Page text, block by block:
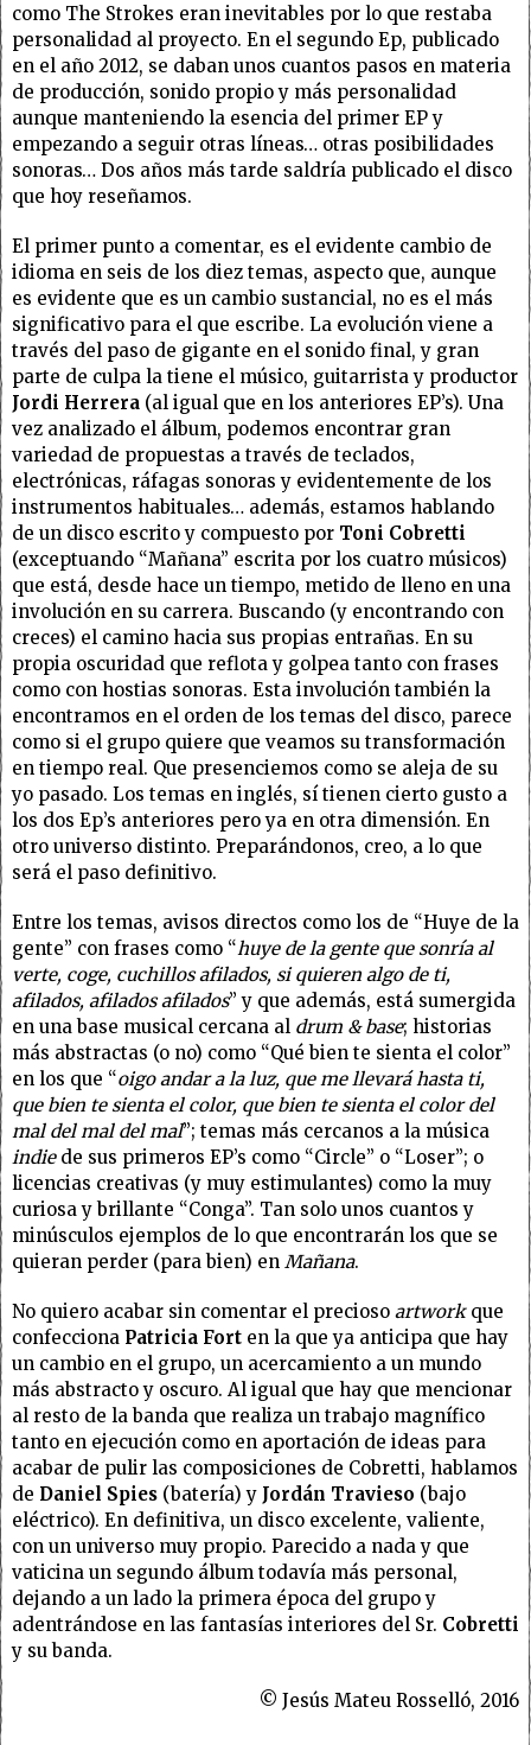
como The Strokes eran inevitables por lo que restaba
personalidad al proyecto. En el segundo Ep, publicado
en el año 2012, se daban unos cuantos pasos en materia
de producción, sonido propio y más personalidad
aunque manteniendo la esencia del primer EP y
empezando a seguir otras líneas… otras posibilidades
sonoras… Dos años más tarde saldría publicado el disco
que hoy reseñamos.
El primer punto a comentar, es el evidente cambio de
idioma en seis de los diez temas, aspecto que, aunque
es evidente que es un cambio sustancial, no es el más
significativo para el que escribe. La evolución viene a
través del paso de gigante en el sonido final, y gran
parte de culpa la tiene el músico, guitarrista y productor
Jordi Herrera (al igual que en los anteriores EP’s). Una
vez analizado el álbum, podemos encontrar gran
variedad de propuestas a través de teclados,
electrónicas, ráfagas sonoras y evidentemente de los
instrumentos habituales… además, estamos hablando
de un disco escrito y compuesto por Toni Cobretti
(exceptuando “Mañana” escrita por los cuatro músicos)
que está, desde hace un tiempo, metido de lleno en una
involución en su carrera. Buscando (y encontrando con
creces) el camino hacia sus propias entrañas. En su
propia oscuridad que reflota y golpea tanto con frases
como con hostias sonoras. Esta involución también la
encontramos en el orden de los temas del disco, parece
como si el grupo quiere que veamos su transformación
en tiempo real. Que presenciemos como se aleja de su
yo pasado. Los temas en inglés, sí tienen cierto gusto a
los dos Ep’s anteriores pero ya en otra dimensión. En
otro universo distinto. Preparándonos, creo, a lo que
será el paso definitivo.
Entre los temas, avisos directos como los de “Huye de la
gente” con frases como “huye de la gente que sonría al
verte, coge, cuchillos afilados, si quieren algo de ti,
afilados, afilados afilados” y que además, está sumergida
en una base musical cercana al drum & base; historias
más abstractas (o no) como “Qué bien te sienta el color”
en los que “oigo andar a la luz, que me llevará hasta ti,
que bien te sienta el color, que bien te sienta el color del
mal del mal del mal”; temas más cercanos a la música
indiede sus primeros EP’s como “Circle” o “Loser”; o
licencias creativas (y muy estimulantes) como la muy
curiosa y brillante “Conga”. Tan solo unos cuantos y
minúsculos ejemplos de lo que encontrarán los que se
quieran perder (para bien) en Mañana.
No quiero acabar sin comentar el precioso artworkque
confecciona Patricia Fort en la que ya anticipa que hay
un cambio en el grupo, un acercamiento a un mundo
más abstracto y oscuro. Al igual que hay que mencionar
al resto de la banda que realiza un trabajo magnífico
tanto en ejecución como en aportación de ideas para
acabar de pulir las composiciones de Cobretti, hablamos
de Daniel Spies (batería) y Jordán Travieso (bajo
eléctrico). En definitiva, un disco excelente, valiente,
con un universo muy propio. Parecido a nada y que
vaticina un segundo álbum todavía más personal,
dejando a un lado la primera época del grupo y
adentrándose en las fantasías interiores del Sr. Cobretti
y su banda.
© Jesús Mateu Rosselló, 2016